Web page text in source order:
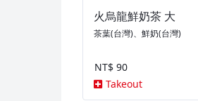
火烏龍鮮奶茶 大
茶葉(台灣)、鮮奶(台灣)
NT$ 90
Takeout